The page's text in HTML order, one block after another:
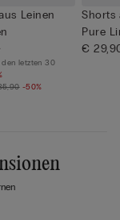
Leinen
letzten 30
-50%
Shorts
Pure
€